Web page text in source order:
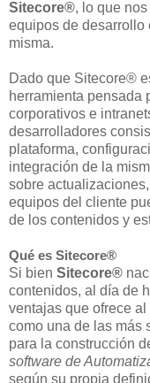
Sitecore®, lo que
equipos de desarrollo
misma.
Dado que Sitecore®
herramienta pensada
corporativos e
desarrolladores
plataforma,
integración de la
sobre
equipos del cliente
de los contenidos y
Qué es Sitecore®
Si bien Sitecore®
contenidos, al día de
ventajas que ofrece
como una de las más
para la construcción
software de
según su propia